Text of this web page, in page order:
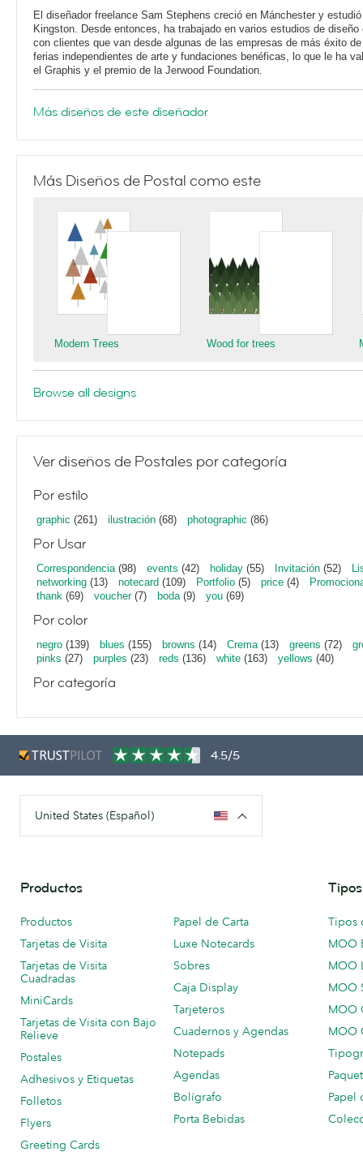
El diseñador freelance Sam Stephens creció en Mánchester y
Kingston. Desde entonces, ha trabajado en varios estudios de
con clientes que van desde algunas de las empresas de más éxito
ferias independientes de arte y fundaciones benéficas, lo que le ha
el Graphis y el premio de la Jerwood Foundation.
Más diseños de este diseñador
Más Diseños de Postal como este
Modern Trees Wood for trees
Browse all designs
Ver diseños de Postales por categoría
Por estilo
graphic (261) ilustración (68) photographic (86)
Por Usar
Correspondencia(98) events (42) holiday (55) Invitación (52)
networking (13) notecard (109) Portfolio (5) price (4)
thank (69) voucher(7) boda(9) you (69)
Por color
negro (139) blues (155) browns (14) Crema(13) greens (72)
pinks (27) purples (23) reds (136) white (163) yellows (40)
Por categoría
4.5/5
United States (Español)
Productos
Productos
Tarjetas de Visita
Tarjetas de Visita
Cuadradas
MiniCards
Tarjetas de Visita con Bajo
Relieve
Postales
Adhesivos y Etiquetas
Folletos
Flyers
Greeting Cards
Papel de Carta
Luxe Notecards
Sobres
Caja Display
Tarjeteros
Cuadernos y Agendas
Notepads
Agendas
Bolígrafo
Porta Bebidas
Tipos
MOO
MOO
MOO
MOO
MOO
Papel